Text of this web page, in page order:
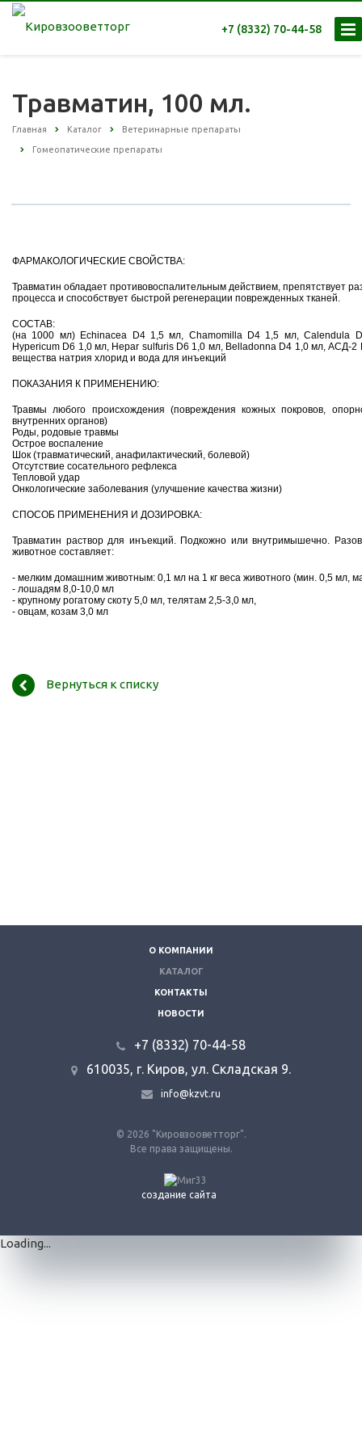
+7 (8332) 70-44-58
Травматин, 100 мл.
Главная Каталог Ветеринарные препараты
Гомеопатические препараты
ФАРМАКОЛОГИЧЕСКИЕ СВОЙСТВА:
Травматин обладает противовоспалительным действием, препятствует
процесса и способствует быстрой регенерации поврежденных тканей.
СОСТАВ:
(на 1000 мл) Echinacea D4 1,5 мл, Chamomilla D4 1,5 мл, Calendula
Hypericum D6 1,0 мл, Hepar sulfuris D6 1,0 мл, Belladonna D4 1,0 мл, АСД-2
вещества натрия хлорид и вода для инъекций
ПОКАЗАНИЯ К ПРИМЕНЕНИЮ:
Травмы любого происхождения (повреждения кожных покровов,
внутренних органов)
Роды, родовые травмы
Острое воспаление
Шок (травматический, анафилактический, болевой)
Отсутствие сосательного рефлекса
Тепловой удар
Онкологические заболевания (улучшение качества жизни)
СПОСОБ ПРИМЕНЕНИЯ И ДОЗИРОВКА:
Травматин раствор для инъекций. Подкожно или внутримышечно.
животное составляет:
- мелким домашним животным: 0,1 мл на 1 кг веса животного (мин. 0,5 мл,
- лошадям 8,0-10,0 мл
- крупному рогатому скоту 5,0 мл, телятам 2,5-3,0 мл,
- овцам, козам 3,0 мл
Вернуться к списку
© 2026 "Кировзооветторг".
Все права защищены.
создание сайта
О КОМПАНИИ
КАТАЛОГ
КОНТАКТЫ
НОВОСТИ
+7 (8332) 70-44-58
610035, г. Киров, ул. Складская 9.
info@kzvt.ru
Loading...